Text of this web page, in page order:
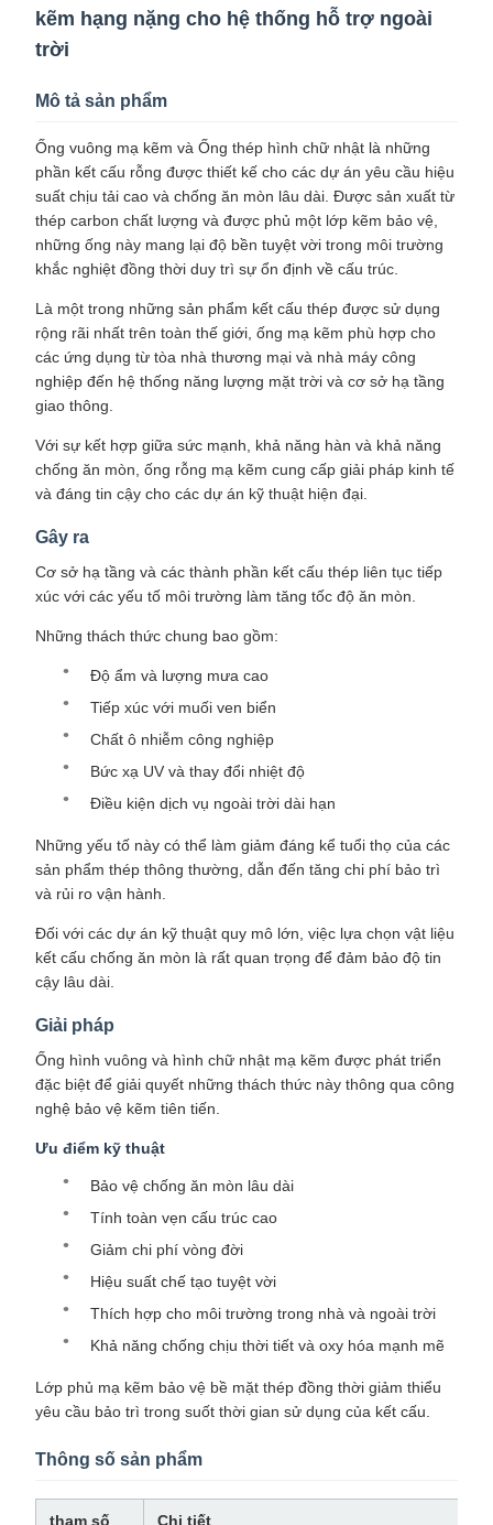
kẽm hạng nặng cho hệ thống hỗ trợ ngoài
trời
Mô tả sản phẩm
Ống vuông mạ kẽm và Ống thép hình chữ nhật là những
phần kết cấu rỗng được thiết kế cho các dự án yêu cầu hiệu
suất chịu tải cao và chống ăn mòn lâu dài. Được sản xuất từ
​​​​thép carbon chất lượng và được phủ một lớp kẽm bảo vệ,
những ống này mang lại độ bền tuyệt vời trong môi trường
khắc nghiệt đồng thời duy trì sự ổn định về cấu trúc.
Là một trong những sản phẩm kết cấu thép được sử dụng
rộng rãi nhất trên toàn thế giới, ống mạ kẽm phù hợp cho
các ứng dụng từ tòa nhà thương mại và nhà máy công
nghiệp đến hệ thống năng lượng mặt trời và cơ sở hạ tầng
giao thông.
Với sự kết hợp giữa sức mạnh, khả năng hàn và khả năng
chống ăn mòn, ống rỗng mạ kẽm cung cấp giải pháp kinh tế
và đáng tin cậy cho các dự án kỹ thuật hiện đại.
Gây ra
Cơ sở hạ tầng và các thành phần kết cấu thép liên tục tiếp
xúc với các yếu tố môi trường làm tăng tốc độ ăn mòn.
Những thách thức chung bao gồm:
Độ ẩm và lượng mưa cao
Tiếp xúc với muối ven biển
Chất ô nhiễm công nghiệp
Bức xạ UV và thay đổi nhiệt độ
Điều kiện dịch vụ ngoài trời dài hạn
Những yếu tố này có thể làm giảm đáng kể tuổi thọ của các
sản phẩm thép thông thường, dẫn đến tăng chi phí bảo trì
và rủi ro vận hành.
Đối với các dự án kỹ thuật quy mô lớn, việc lựa chọn vật liệu
kết cấu chống ăn mòn là rất quan trọng để đảm bảo độ tin
cậy lâu dài.
Giải pháp
Ống hình vuông và hình chữ nhật mạ kẽm được phát triển
đặc biệt để giải quyết những thách thức này thông qua công
nghệ bảo vệ kẽm tiên tiến.
Ưu điểm kỹ thuật
Bảo vệ chống ăn mòn lâu dài
Tính toàn vẹn cấu trúc cao
Giảm chi phí vòng đời
Hiệu suất chế tạo tuyệt vời
Thích hợp cho môi trường trong nhà và ngoài trời
Khả năng chống chịu thời tiết và oxy hóa mạnh mẽ
Lớp phủ mạ kẽm bảo vệ bề mặt thép đồng thời giảm thiểu
yêu cầu bảo trì trong suốt thời gian sử dụng của kết cấu.
Thông số sản phẩm
tham số Chi tiết